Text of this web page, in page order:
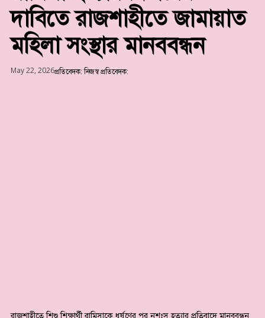
দাবিতে রাজশাহীতে জামায়াত
মহিলা সংস্থার মানববন্ধন
May 22, 2026প্রতিবেদক:নিজস্ব প্রতিবেদক:
রাজশাহীতে শিশু শিক্ষার্থী রামিসাকে ধর্ষণের পর নৃশংস হত্যার প্রতিবাদে মানববন্ধন